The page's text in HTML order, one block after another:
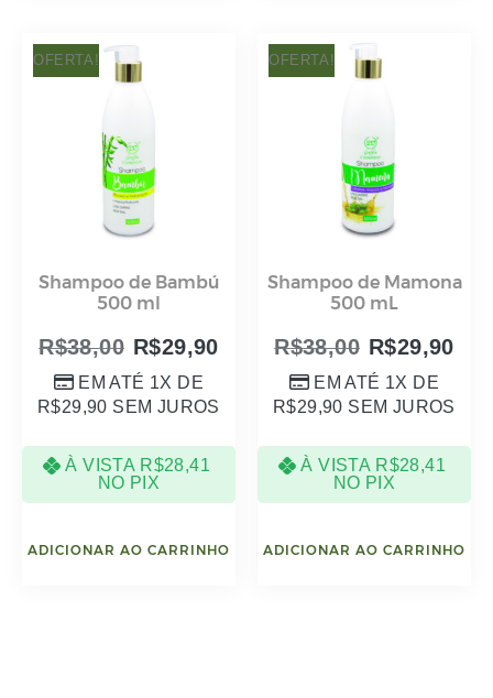
OFERTA!
Shampoo de Bambú
500 ml
R$38,00 R$29,90
EM ATÉ 1X DE
R$29,90 SEM JUROS
À VISTA R$28,41
NO PIX
ADICIONAR AO CARRINHO
OFERTA!
Shampoo de Mamona
500 mL
R$38,00 R$29,90
EM ATÉ 1X DE
R$29,90 SEM JUROS
À VISTA R$28,41
NO PIX
ADICIONAR AO CARRINHO